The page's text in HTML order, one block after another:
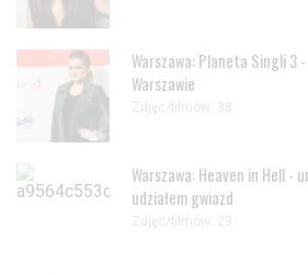
Warszawa: Planeta Singli 3
Warszawie
Zdjęc/filmów: 38
Warszawa: Heaven in Hell -
udziałem gwiazd
Zdjęc/filmów: 29